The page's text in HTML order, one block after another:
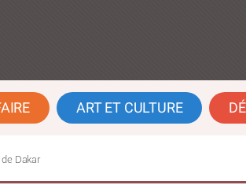
ART ET CULTURE
Dakar